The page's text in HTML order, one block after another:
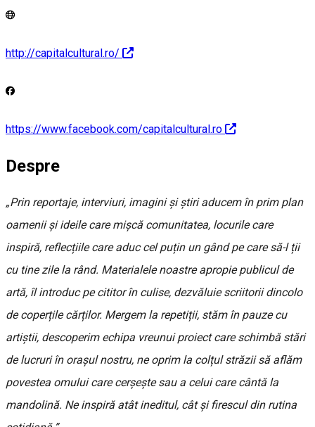
http://capitalcultural.ro/
https://www.facebook.com/capitalcultural.ro
Despre
„Prin reportaje, interviuri, imagini și știri aducem în prim plan
oamenii și ideile care mișcă comunitatea, locurile care
inspiră, reflecțiile care aduc cel puțin un gând pe care să-l ții
cu tine zile la rând. Materialele noastre apropie publicul de
artă, îl introduc pe cititor în culise, dezvăluie scriitorii dincolo
de coperțile cărților. Mergem la repetiții, stăm în pauze cu
artiștii, descoperim echipa vreunui proiect care schimbă stări
de lucruri în orașul nostru, ne oprim la colțul străzii să aflăm
povestea omului care cerșește sau a celui care cântă la
mandolină. Ne inspiră atât ineditul, cât și firescul din rutina